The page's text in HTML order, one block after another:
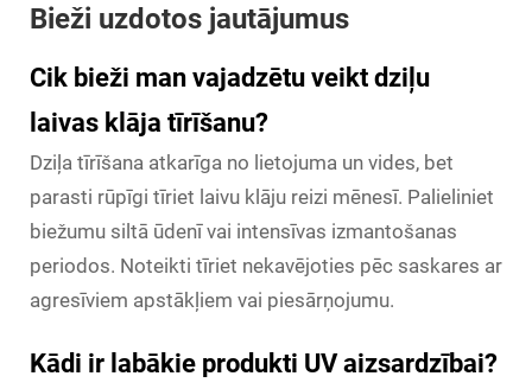
Bieži uzdotos jautājumus
Cik bieži man vajadzētu veikt dziļu
laivas klāja tīrīšanu?
Dziļa tīrīšana atkarīga no lietojuma un vides, bet
parasti rūpīgi tīriet laivu klāju reizi mēnesī. Palieliniet
biežumu siltā ūdenī vai intensīvas izmantošanas
periodos. Noteikti tīriet nekavējoties pēc saskares ar
agresīviem apstākļiem vai piesārņojumu.
Kādi ir labākie produkti UV aizsardzībai?